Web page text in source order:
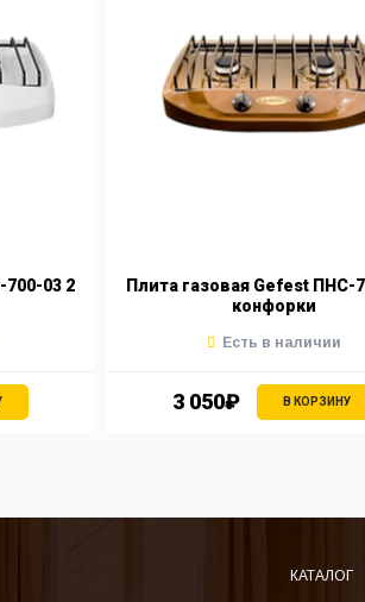
03 2
Плита газовая Gefest ПНС-
конфорки
3 050₽ В КОРЗИНУ
Есть в наличии
КАТАЛОГ